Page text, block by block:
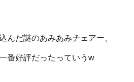
んだ謎のあみあみチェアー、
番好評だったっていうw